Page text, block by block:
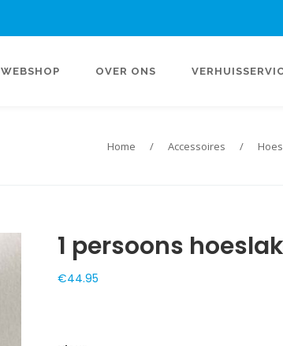
WEBSHOP OVER ONS
Home / Accessoires /
1 persoons
€44.95